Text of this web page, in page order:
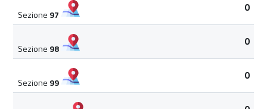
Sezione 97
0
Sezione 98
0
Sezione 99
0